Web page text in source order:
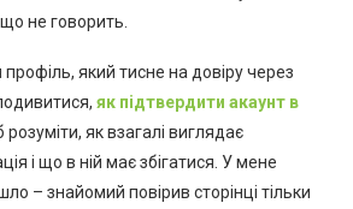
не говорить.
який тисне на довіру через
як підтвердити акаунт в
розуміти, як взагалі виглядає
і що в ній має збігатися. У мене
– знайомий повірив сторінці тільки